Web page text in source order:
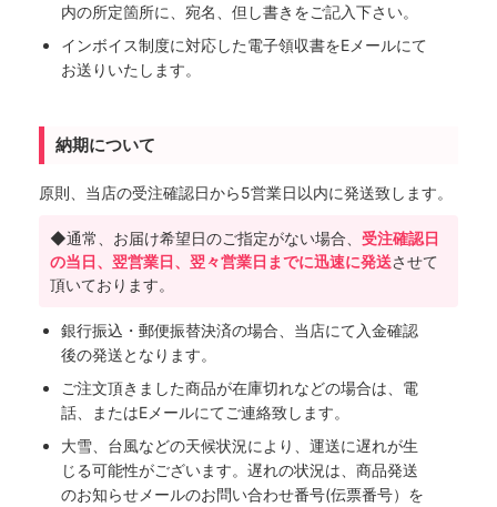
内の所定箇所に、宛名、但し書きをご記入下さい。
インボイス制度に対応した電子領収書をEメールにて
お送りいたします。
納期について
原則、当店の受注確認日から5営業日以内に発送致します。
◆通常、お届け希望日のご指定がない場合、 受注確認日
の当日、翌営業日、翌々営業日までに迅速に発送させて
頂いております。
銀行振込・郵便振替決済の場合、当店にて入金確認
後の発送となります。
ご注文頂きました商品が在庫切れなどの場合は、電
話、またはEメールにてご連絡致します。
大雪、台風などの天候状況により、運送に遅れが生
じる可能性がございます。遅れの状況は、商品発送
のお知らせメールのお問い合わせ番号(伝票番号）を